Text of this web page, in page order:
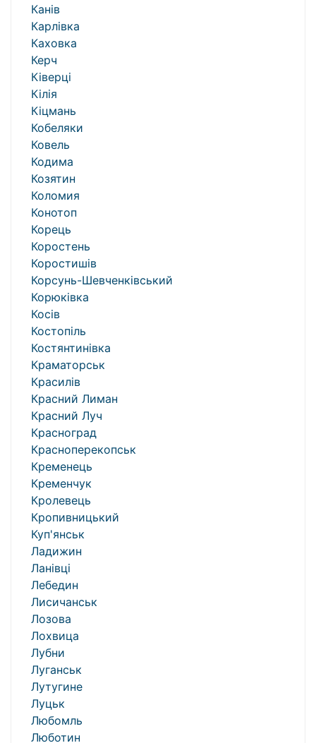
Канів
Карлівка
Каховка
Керч
Ківерці
Кілія
Кіцмань
Кобеляки
Ковель
Кодима
Козятин
Коломия
Конотоп
Корець
Коростень
Коростишів
Корсунь-Шевченківський
Корюківка
Косів
Костопіль
Костянтинівка
Краматорськ
Красилів
Красний Лиман
Красний Луч
Красноград
Красноперекопськ
Кременець
Кременчук
Кролевець
Кропивницький
Куп'янськ
Ладижин
Ланівці
Лебедин
Лисичанськ
Лозова
Лохвица
Лубни
Луганськ
Лутугине
Луцьк
Любомль
Люботин